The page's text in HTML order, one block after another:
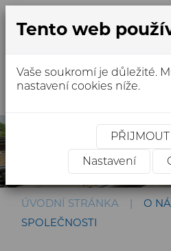
MENU
ÚVODNÍ STRÁNKA O
SPOLEČNOSTI
Tento web
Vaše soukromí je důležité.
nastavení cookies níže.
Nastavení